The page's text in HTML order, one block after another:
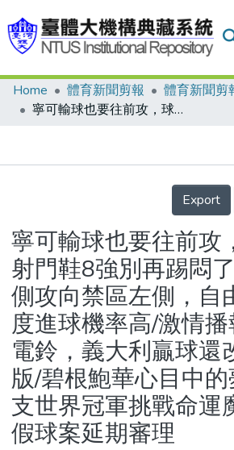
Communities & Collections
Statistics
Home 體育新聞剪報
體育新聞剪
寧可輸球也要往前攻，球星穿上射門鞋8強別再踢悶了/用右腳內側攻向禁區左側，自由球算好角度進球機率高/激情播報員爆笑來電鈴，義大利贏球還改編成王菲版/碧根鮑華心目中的夢幻隊/三支世界冠軍挑戰命運魔咒/莫吉門假球案延期審理
Details
Export
寧可輸球也要往前攻
射門鞋8強別再踢悶
側攻向禁區左側，自
度進球機率高/激情
電鈴，義大利贏球還
版/碧根鮑華心目中
支世界冠軍挑戰命運
假球案延期審理